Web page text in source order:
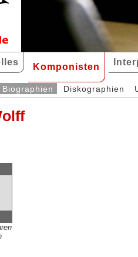
Komponisten
Biographien Diskographien